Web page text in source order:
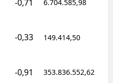
-0,71 6.704.585,98
-0,33 149.414,50
-0,91 353.836.552,62